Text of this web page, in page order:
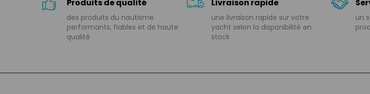
Produits de qualité
des produits du nautisme
performants, fiables et de haute
qualité
Livraison rapide
une livraison rapide sur votre
yacht selon la disponibilité en
stock
un